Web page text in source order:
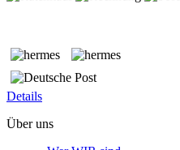
Details
Über uns